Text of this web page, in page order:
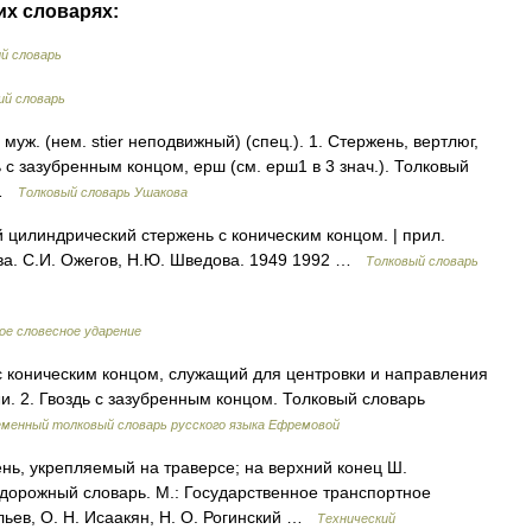
словарях:
словарь
словарь
(нем. stier неподвижный) (спец.). 1. Стержень, вертлюг,
с зазубренным концом, ерш (см. ерш1 в 3 знач.). Толковый
Толковый словарь Ушакова
стержень с коническим концом. | прил.
С.И. Ожегов, Н.Ю. Шведова. 1949 1992 …
Толковый словарь
словесное ударение
концом, служащий для центровки и направления
2. Гвоздь с зазубренным концом. Толковый словарь
толковый словарь русского языка Ефремовой
укрепляемый на траверсе; на верхний конец Ш.
словарь. М.: Государственное транспортное
О. Н. Исаакян, Н. О. Рогинский …
Технический